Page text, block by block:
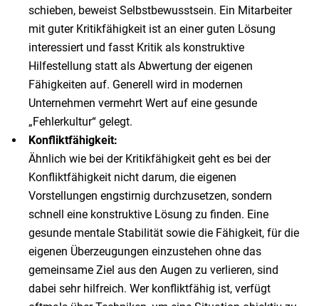
schieben, beweist Selbstbewusstsein. Ein Mitarbeiter
mit guter Kritikfähigkeit ist an einer guten Lösung
interessiert und fasst Kritik als konstruktive
Hilfestellung statt als Abwertung der eigenen
Fähigkeiten auf. Generell wird in modernen
Unternehmen vermehrt Wert auf eine gesunde
„Fehlerkultur“ gelegt.
Konfliktfähigkeit:
Ähnlich wie bei der Kritikfähigkeit geht es bei der
Konfliktfähigkeit nicht darum, die eigenen
Vorstellungen engstirnig durchzusetzen, sondern
schnell eine konstruktive Lösung zu finden. Eine
gesunde mentale Stabilität sowie die Fähigkeit, für die
eigenen Überzeugungen einzustehen ohne das
gemeinsame Ziel aus den Augen zu verlieren, sind
dabei sehr hilfreich. Wer konfliktfähig ist, verfügt